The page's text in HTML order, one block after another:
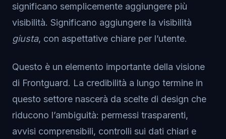
significano semplicemente aggiungere più
visibilità. Significano aggiungere la visibilità
giusta, con aspettative chiare per l’utente.
Questo è un elemento importante della visione
di Frontguard. La credibilità a lungo termine in
questo settore nascerà da scelte di design che
riducono l’ambiguità: permessi trasparenti,
avvisi comprensibili, controlli sui dati chiari e